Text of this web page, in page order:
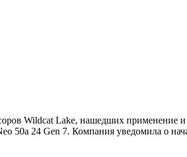
Wildcat Lake, нашедших применение
50a 24 Gen 7. Компания уведомила о